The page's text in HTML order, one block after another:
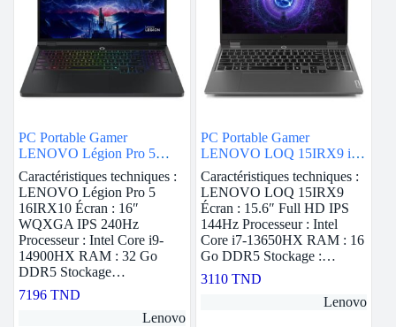
PC Portable Gamer
LENOVO Légion Pro 5
16IRX10 i9 14è Gén 32G
RTX 5070
Caractéristiques techniques :
LENOVO Légion Pro 5
16IRX10 Écran : 16″
WQXGA IPS 240Hz
Processeur : Intel Core i9-
14900HX RAM : 32 Go
DDR5 Stockage…
7196 TND
Lenovo
PC Portable Gamer
LENOVO LOQ 15IRX9 i7
13ème Gén 16G RTX 3050
Caractéristiques techniques :
LENOVO LOQ 15IRX9
Écran : 15.6″ Full HD IPS
144Hz Processeur : Intel
Core i7-13650HX RAM : 16
Go DDR5 Stockage :…
3110 TND
Lenovo